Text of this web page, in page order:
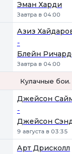
Эман Харди
Завтра в 04:00
Азиз
-
Блейн
Завтра в 04:00
Кулачные
Джейсон
-
Джейсон
9 августа в 03:35
Арт Дрисколл